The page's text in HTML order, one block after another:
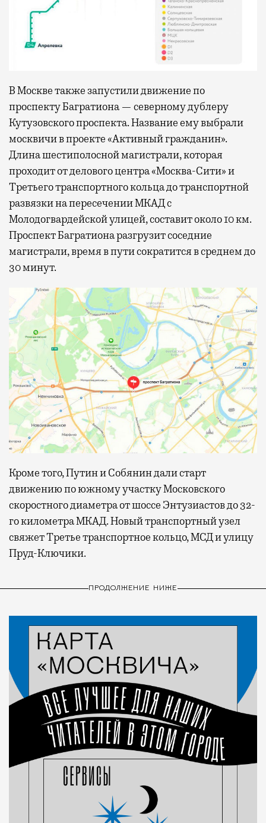
В Москве также запустили движение по
проспекту Багратиона — северному дублеру
Кутузовского проспекта. Название ему выбрали
москвичи в проекте «Активный гражданин».
Длина шестиполосной магистрали, которая
проходит от делового центра «Москва-Сити» и
Третьего транспортного кольца до транспортной
развязки на пересечении МКАД с
Молодогвардейской улицей, составит около 10 км.
Проспект Багратиона разгрузит соседние
магистрали, время в пути сократится в среднем до
30 минут.
Кроме того, Путин и Собянин дали старт
движению по южному участку Московского
скоростного диаметра от шоссе Энтузиастов до 32-
го километра МКАД. Новый транспортный узел
свяжет Третье транспортное кольцо, МСД и улицу
Пруд-Ключики.
ПРОДОЛЖЕНИЕ НИЖЕ